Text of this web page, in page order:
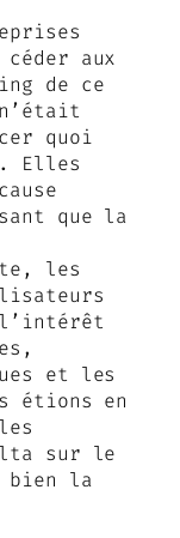
aux
de ce
quoi
Elles
que la
les
et les
étions en
sur le
bien la